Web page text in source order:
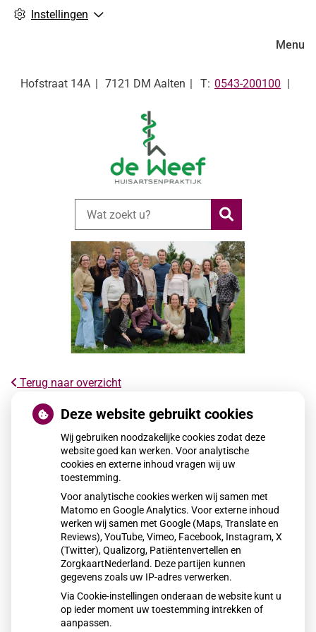
Instellingen
Hofstraat 14A 7121 DM Aalten Tel:
0543-200100
Zoeken
Menu
Terug naar overzicht
Kookadvies drinkwater in provincie
Utrecht vanwege besmetting
Voor ongeveer 85.000 huishoudens in het oosten van de
provincie Utrecht geldt een kookadvies voor drinkwater.
Drinkwaterbedrijf Vitens heeft een besmetting met de
enterokokkenbacterie vastgesteld. Bewoners wordt
geadviseerd water eerst te koken voordat het wordt
gebruikt om te drinken of eten te bereiden.
Lees het hele artikel op: Nationale zorggids
Publicatiedatum:06-01-2026
Deze website gebruikt cookies
Wij gebruiken noodzakelijke cookies zodat deze
website goed kan werken. Voor analytische
cookies en externe inhoud vragen wij uw
toestemming.
Voor analytische cookies werken wij samen met
Matomo en Google Analytics. Voor externe inhoud
werken wij samen met Google (Maps, Translate en
Reviews), YouTube, Vimeo, Facebook, Instagram, X
(Twitter), Qualizorg, Patiëntenvertellen en
ZorgkaartNederland. Deze partijen kunnen
gegevens zoals uw IP-adres verwerken.
Via Cookie-instellingen onderaan de website kunt u
op ieder moment uw toestemming intrekken of
aanpassen.